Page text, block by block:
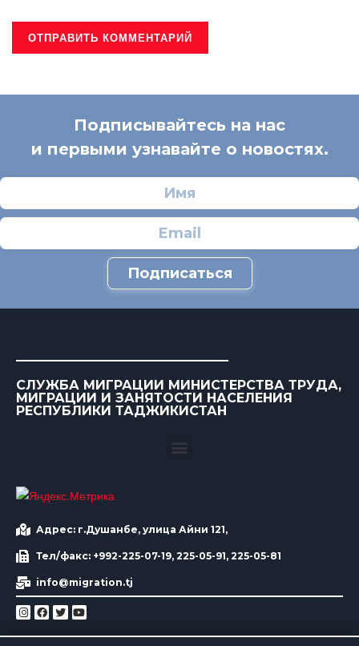
Подписывайтесь на нас
и первыми узнавайте о новостях.
Подписаться
СЛУЖБА МИГРАЦИИ МИНИСТЕРСТВА ТРУДА,
МИГРАЦИИ И ЗАНЯТОСТИ НАСЕЛЕНИЯ
РЕСПУБЛИКИ ТАДЖИКИСТАН
Адрес: г.Душанбе, улица Айни 121,
Тел/факс: +992-225-07-19, 225-05-91, 225-05-81
info@migration.tj